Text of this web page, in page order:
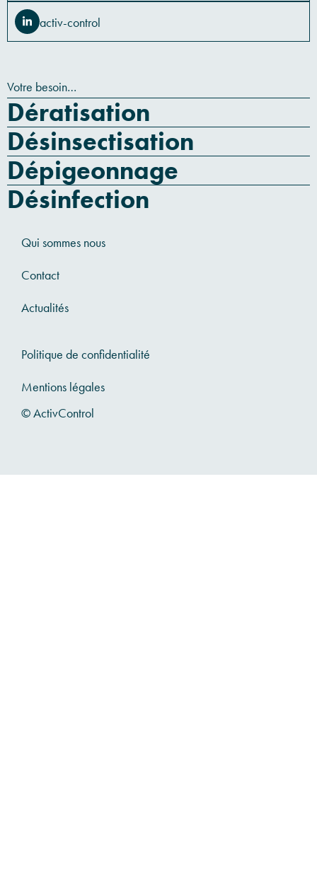
activ-control
Votre besoin…
Dératisation
Désinsectisation
Dépigeonnage
Désinfection
Qui sommes nous
Contact
Actualités
Politique de confidentialité
Mentions légales
© ActivControl